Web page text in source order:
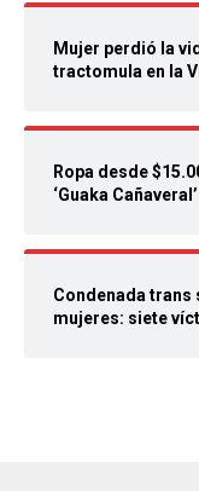
Mujer perdió la
tractomula en la
Ropa desde
‘Guaka
Condenada
mujeres: siete